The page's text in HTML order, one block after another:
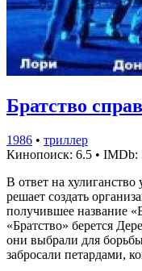
Братство
1986 • триллер
Кинопоиск: 6.5 • IMDb:
В ответ на
решает создать
получившее название
«Братство» берется
они выбрали для
забросали петардами,